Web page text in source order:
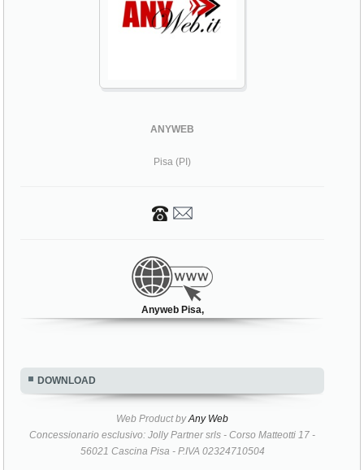
ANYWEB
Pisa (PI)
Anyweb Pisa,
DOWNLOAD
Web Product byAny Web
Concessionario esclusivo: Jolly Partner srls - Corso Matteotti 17 -
56021 Cascina Pisa - P.IVA 02324710504